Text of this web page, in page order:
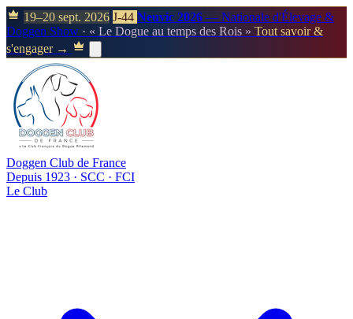
19–20 sept. 2026 J-44 Neuvic 2026 — Nationale d'Élevage &
Doggen Show · « Le Dogue au temps des Rois » Tout savoir &
s'engager →
Doggen Club de France
Depuis 1923 · SCC · FCI
Le Club